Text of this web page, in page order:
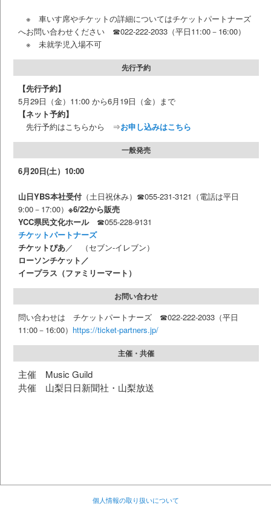
※ 車いす席やチケットの詳細についてはチケットパートナーズ
へお問い合わせください ☎022-222-2033（平日11:00－16:00）
※ 未就学児入場不可
先行予約
【先行予約】
5月29日（金）11:00 から6月19日（金）まで
【ネット予約】
先行予約はこちらから ⇒お申し込みはこちら
一般発売
6月20日(土）10:00
山日YBS本社受付（土日祝休み）☎055-231-3121（電話は平日
9:00－17:00） ※6/22から販売
YCC県民文化ホール☎055-228-9131
チケットパートナーズ
チケットぴあ／ （セブン-イレブン）
ローソンチケット／
イープラス（ファミリーマート）
お問い合わせ
問い合わせは チケットパートナーズ ☎022-222-2033（平日
11:00－16:00） https://ticket-partners.jp/
主催・共催
主催 Music Guild
共催 山梨日日新聞社・山梨放送
個人情報の取り扱いについて